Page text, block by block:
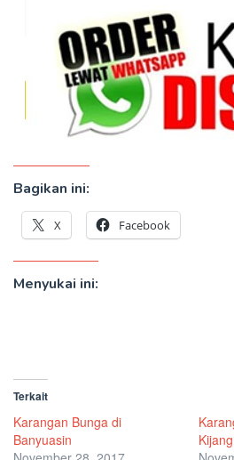
Bagikan ini:
X Facebook
Menyukai ini:
Terkait
Karangan Bunga di
Banyuasin
Kijang